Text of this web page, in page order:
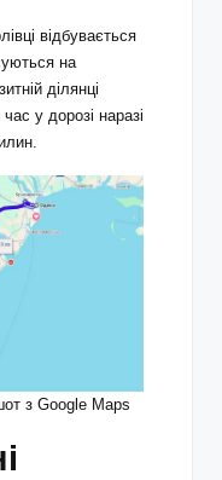
відбувається
на
ділянці
у дорозі наразі
з Google Maps